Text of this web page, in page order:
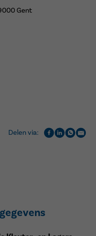
Gent
Delen via: